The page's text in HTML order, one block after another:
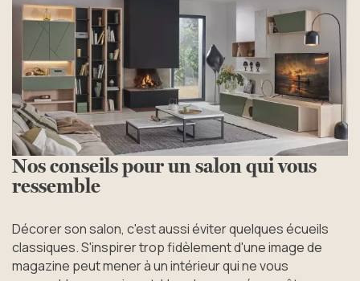
Nos conseils pour un salon qui vous
ressemble
Décorer son salon, c'est aussi éviter quelques écueils
classiques. S'inspirer trop fidèlement d'une image de
magazine peut mener à un intérieur qui ne vous